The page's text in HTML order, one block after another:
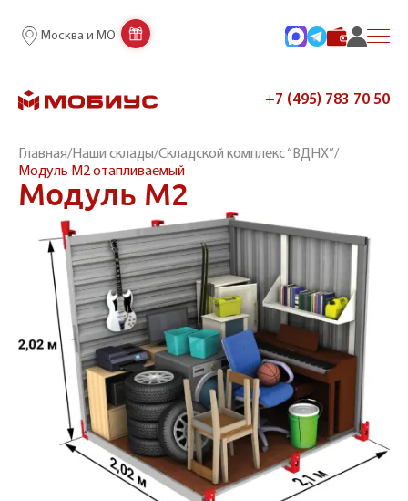
Москва и МО
+7 (495) 783 70 50
Главная/Наши склады/Складской комплекс “ВДНХ”/
Модуль М2 отапливаемый
Модуль М2